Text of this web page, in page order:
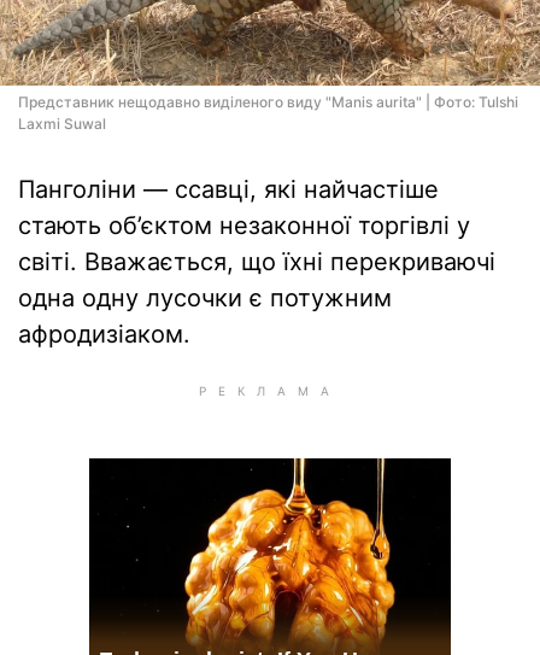
Представник нещодавно виділеного виду "Manis aurita" | Фото: Tulshi
Laxmi Suwal
Панголіни — ссавці, які найчастіше
стають об’єктом незаконної торгівлі у
світі. Вважається, що їхні перекриваючі
одна одну лусочки є потужним
афродизіаком.